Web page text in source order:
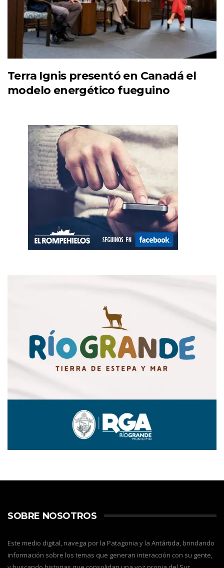
Terra Ignis presentó en Canadá el
modelo energético fueguino
SOBRE NOSOTROS
Este medio digital, navega por la Patagonia y la Antártida, brindando
información sobre los temas que generan interacción con su gente,